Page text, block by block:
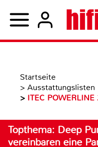
Startseite
> Ausstattungslisten
> ITEC
Topthema: Deep
vereinbaren eine